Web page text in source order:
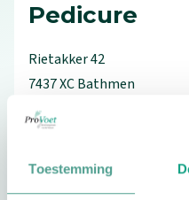
Toestemming
Pedicure
Rietakker42
7437 XCBathmen
0570-542518